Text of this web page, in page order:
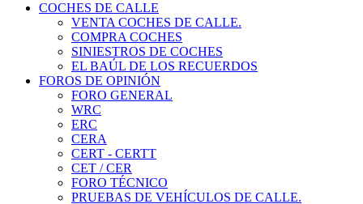
COCHES DE CALLE
VENTA COCHES DE CALLE.
COMPRA COCHES
SINIESTROS DE COCHES
EL BAÚL DE LOS RECUERDOS
FOROS DE OPINIÓN
FORO GENERAL
WRC
ERC
CERA
CERT - CERTT
CET / CER
FORO TÉCNICO
PRUEBAS DE VEHÍCULOS DE CALLE.